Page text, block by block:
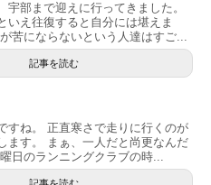
宇部まで迎えに行ってきました。
いえ往復すると自分には堪えま
苦にならないという人達はすご...
記事を読む
すね。 正直寒さで走りに行くのが
ます。 まぁ、一人だと尚更なんだ
日のランニングクラブの時...